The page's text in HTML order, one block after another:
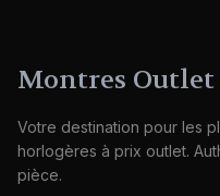
Montres Outlet
Votre destination pour les
horlogères à prix outlet.
pièce.